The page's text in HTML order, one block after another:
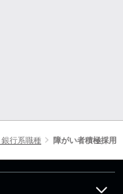
銀行系職種 障がい者積極採用